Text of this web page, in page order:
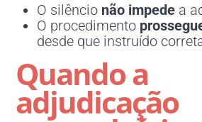
O silêncio não impede a
O procedimento
desde que instruído
Quando a
adjudicação